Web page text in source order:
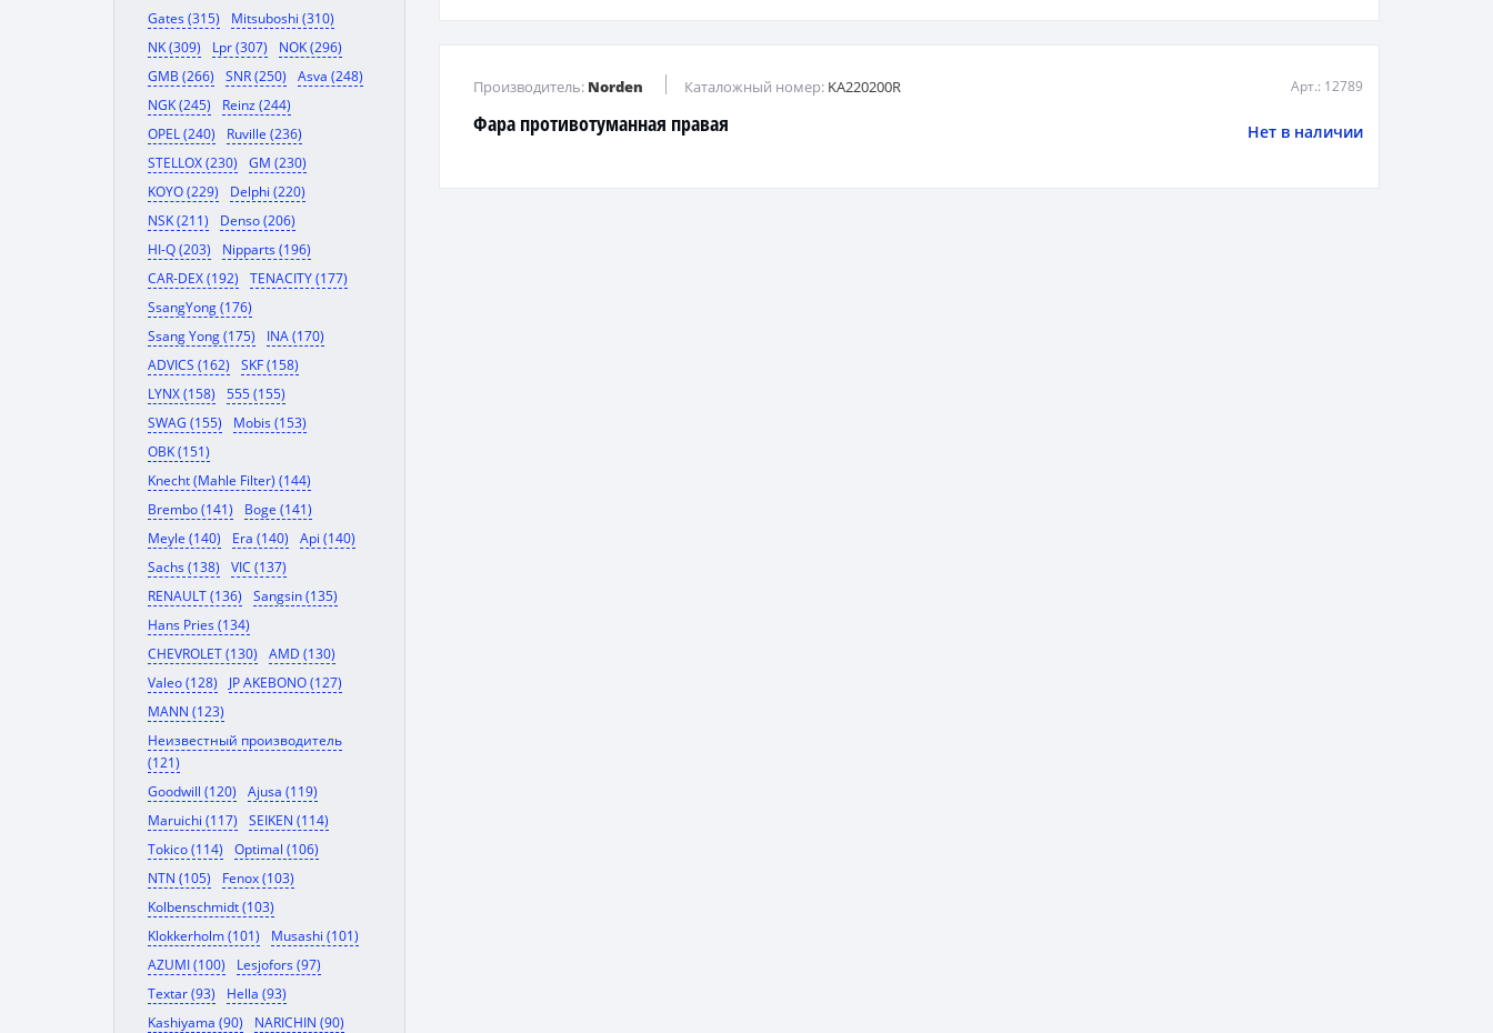
Gates (315)
Mitsuboshi (310)
NK (309)
Lpr (307)
NOK (296)
GMB (266)
SNR (250)
Asva (248)
NGK (245)
Reinz (244)
OPEL (240)
Ruville (236)
STELLOX (230)
GM (230)
KOYO (229)
Delphi (220)
NSK (211)
Denso (206)
HI-Q (203)
Nipparts (196)
CAR-DEX (192)
TENACITY (177)
SsangYong (176)
Ssang Yong (175)
INA (170)
ADVICS (162)
SKF (158)
LYNX (158)
555 (155)
SWAG (155)
Mobis (153)
OBK (151)
Knecht (Mahle Filter) (144)
Brembo (141)
Boge (141)
Meyle (140)
Era (140)
Api (140)
Sachs (138)
VIC (137)
RENAULT (136)
Sangsin (135)
Hans Pries (134)
CHEVROLET (130)
AMD (130)
Valeo (128)
JP AKEBONO (127)
MANN (123)
Неизвестный производитель
(121)
Goodwill (120)
Ajusa (119)
Maruichi (117)
SEIKEN (114)
Tokico (114)
Optimal (106)
NTN (105)
Fenox (103)
Kolbenschmidt (103)
Klokkerholm (101)
Musashi (101)
AZUMI (100)
Lesjofors (97)
Textar (93)
Hella (93)
Kashiyama (90)
NARICHIN (90)
Фара противотуманная правая
Производитель: Norden Каталожный номер: KA220200R Арт.: 12789
Нет в наличии